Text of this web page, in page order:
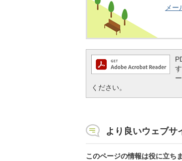
メ
ください。
より良いウェブサ
このページの情報は役に立ち